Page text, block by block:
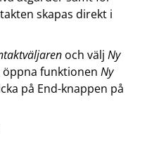
skapas direkt i
och välj Ny
öppna funktionen Ny
på End-knappen på